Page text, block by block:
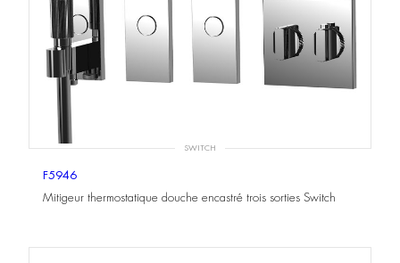
SWITCH
F5946
Mitigeur thermostatique douche encastré trois sorties Switch